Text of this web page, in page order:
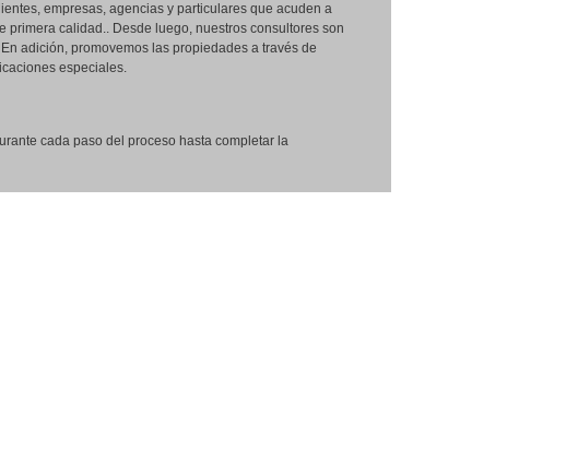
empresas, agencias y particulares que acuden a
calidad.. Desde luego, nuestros consultores son
adición, promovemos las propiedades a través de
especiales.
cada paso del proceso hasta completar la